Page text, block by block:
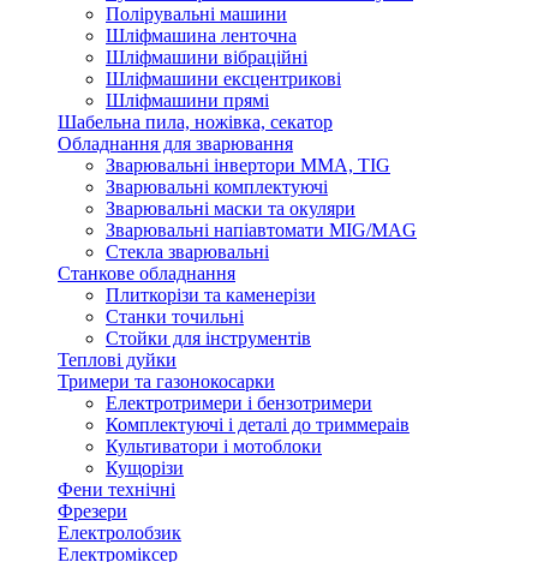
Полірувальні машини
Шліфмашина ленточна
Шліфмашини вібраційні
Шліфмашини ексцентрикові
Шліфмашини прямі
Шабельна пила, ножівка, секатор
Обладнання для зварювання
Зварювальні інвертори ММА, TIG
Зварювальні комплектуючі
Зварювальні маски та окуляри
Зварювальні напіавтомати MIG/MAG
Стекла зварювальні
Станкове обладнання
Плиткорізи та каменерізи
Станки точильні
Стойки для інструментів
Теплові дуйки
Тримери та газонокосарки
Електротримери і бензотримери
Комплектуючі і деталі до триммераів
Культиватори і мотоблоки
Кущорізи
Фени технічні
Фрезери
Електролобзик
Електроміксер